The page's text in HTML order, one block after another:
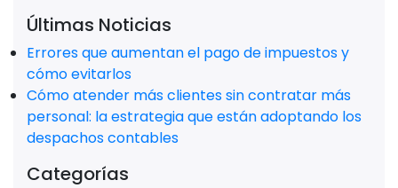
Últimas Noticias
Errores que aumentan el pago de impuestos y
cómo evitarlos
Cómo atender más clientes sin contratar más
personal: la estrategia que están adoptando los
despachos contables
Categorías